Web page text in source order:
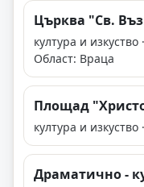
Църква "Св.
култура и
Област: Враца
Площад
култура и
Драматично -